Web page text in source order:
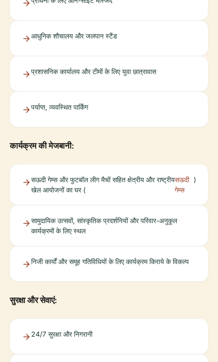
आधुनिक शौचालय और जलपान स्टैंड
प्रशासनिक कार्यालय और टीमों के लिए युवा छात्रावास
पर्याप्त, व्यवस्थित पार्किंग
कार्यक्रम की मेजबानी:
सऊदी गेम्स और फुटबॉल लीग मैचों सहित क्षेत्रीय और राष्ट्रीय
खेल आयोजनों का घर (
सऊदी
गेम्स
)
सामुदायिक उत्सवों, सांस्कृतिक प्रदर्शनियों और परिवार-अनुकूल
कार्यक्रमों के लिए स्थल
निजी कार्यों और समूह गतिविधियों के लिए कार्यक्रम किराये के विकल्प
सुरक्षा और सेवाएं:
24/7 सुरक्षा और निगरानी